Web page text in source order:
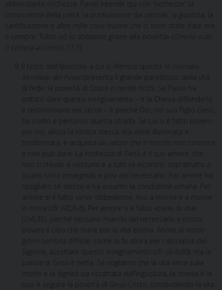
abbondante ricchezza. Paolo intende qui con “ricchezze” la
conoscenza della pietà, la purificazione dai peccati, la giustizia, la
santificazione e altre mille cose buone che ci sono state date ora
e sempre. Tutto ciò lo abbiamo grazie alla povertà» (
II Lettera ai Corinzi
, 17,1).
Il testo dell’Apostolo a cui si riferisce questa
VI Giornata
Mondiale dei Poveri presenta il grande paradosso della vita
di fede: la povertà di Cristo ci rende ricchi. Se Paolo ha
potuto dare questo insegnamento – e la Chiesa diffonderlo
e testimoniarlo nei secoli – è perché Dio, nel suo Figlio Gesù,
ha scelto e percorso questa strada. Se Lui si è fatto povero
per noi, allora la nostra stessa vita viene illuminata e
trasformata, e acquista un valore che il mondo non conosce
e non può dare. La ricchezza di Gesù è il suo amore, che
non si chiude a nessuno e a tutti va incontro, soprattutto a
quanti sono emarginati e privi del necessario. Per amore ha
spogliato sé stesso e ha assunto la condizione umana. Per
amore si è fatto servo obbediente, fino a morire e a morire
in croce (cfr
2,6-8). Per amore si è fatto «pane di vita»
Gv 6,35), perché nessuno manchi del necessario e possa
trovare il cibo che nutre per la vita eterna. Anche ai nostri
giorni sembra difficile, come lo fu allora per i discepoli del
Signore, accettare questo insegnamento (cfr
Gv
6,60); ma la
parola di Gesù è netta. Se vogliamo che la vita vinca sulla
morte e la dignità sia riscattata dall’ingiustizia, la strada è la
sua: è seguire la povertà di Gesù Cristo, condividendo la vita